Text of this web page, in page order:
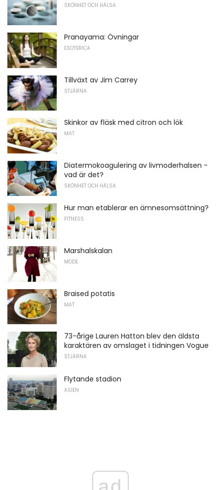
SKÖNHET OCH HÄLSA
Pranayama: Övningar
ESOTERICA
Tillväxt av Jim Carrey
STJÄRNA
Skinkor av fläsk med citron och lök
MAT
Diatermokoagulering av livmoderhalsen -
vad är det?
SKÖNHET OCH HÄLSA
Hur man etablerar en ämnesomsättning?
FITNESS
Marshalskalan
MODE
Braised potatis
MAT
73-årige Lauren Hatton blev den äldsta
karaktären av omslaget i tidningen Vogue
STJÄRNA
Flytande stadion
ASIEN